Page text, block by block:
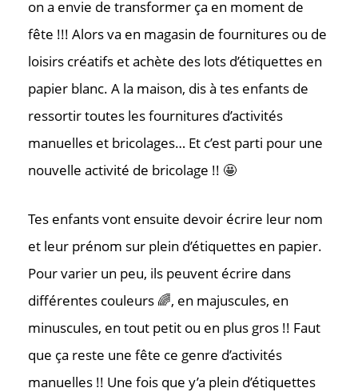
Où nous
on a envie de transformer ça en moment de
fête !!! Alors va en magasin de fournitures ou de
loisirs créatifs et achète des lots d’étiquettes en
papier blanc. A la maison, dis à tes enfants de
ressortir toutes les fournitures d’activités
manuelles et bricolages… Et c’est parti pour une
nouvelle activité de bricolage !! 🤩
Tes enfants vont ensuite devoir écrire leur nom
et leur prénom sur plein d’étiquettes en papier.
Pour varier un peu, ils peuvent écrire dans
différentes couleurs 🌈, en majuscules, en
minuscules, en tout petit ou en plus gros !! Faut
que ça reste une fête ce genre d’activités
manuelles !! Une fois que y’a plein d’étiquettes